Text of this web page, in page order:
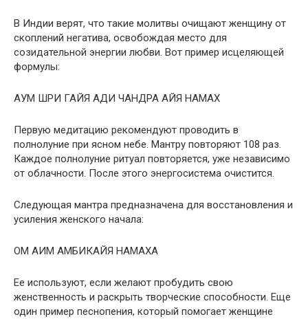
В Индии верят, что такие молитвы очищают женщину от
скоплений негатива, освобождая место для
созидательной энергии любви. Вот пример исцеляющей
формулы:
АУМ ШРИ ГАЙЯ АДИ ЧАНДРА АЙЯ НАМАХ
Первую медитацию рекомендуют проводить в
полнолуние при ясном небе. Мантру повторяют 108 раз.
Каждое полнолуние ритуал повторяется, уже независимо
от облачности. После этого энергосистема очистится.
Следующая мантра предназначена для восстановления и
усиления женского начала:
ОМ АИМ АМБИКАЙЯ НАМАХА
Ее используют, если желают пробудить свою
женственность и раскрыть творческие способности. Еще
один пример песнопения, который помогает женщине